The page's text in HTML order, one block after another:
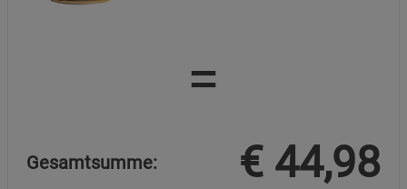
=
Gesamtsumme: € 44,98